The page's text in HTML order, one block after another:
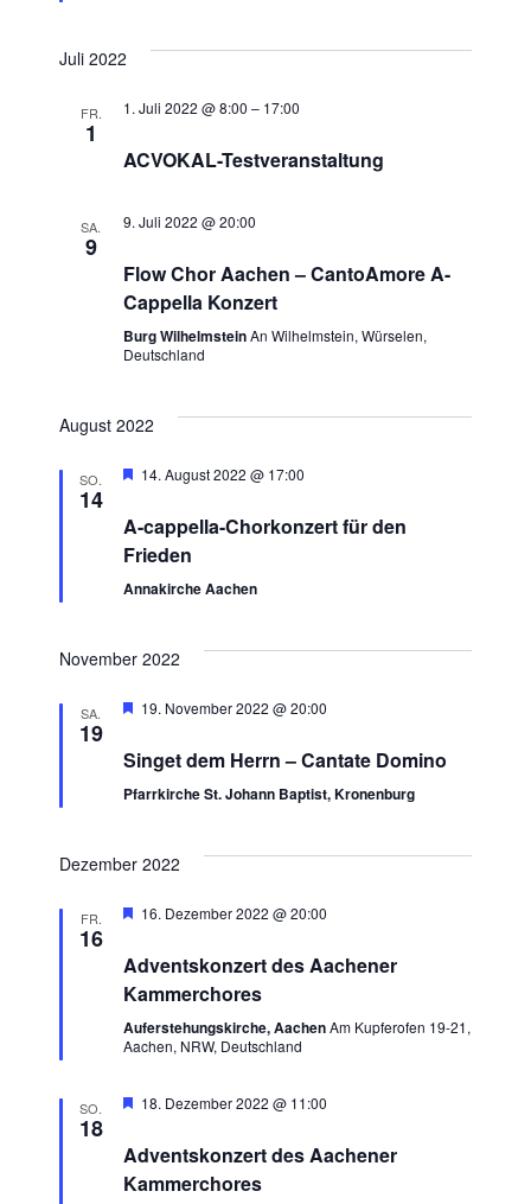
Juli 2022
FR.
1
1. Juli 2022 @ 8:00 – 17:00
ACVOKAL-Testveranstaltung
SA.
9
9. Juli 2022 @ 20:00
Flow Chor Aachen – CantoAmore A-
Cappella Konzert
Burg WilhelmsteinAn Wilhelmstein, Würselen,
Deutschland
August 2022
SO.
14
Hervorgehoben
14. August 2022 @ 17:00
A-cappella-Chorkonzert für den
Frieden
Annakirche Aachen
November 2022
SA.
19
Hervorgehoben
19. November 2022 @ 20:00
Singet dem Herrn – Cantate Domino
Pfarrkirche St. Johann Baptist, Kronenburg
Dezember 2022
FR.
16
Hervorgehoben
16. Dezember 2022 @ 20:00
Adventskonzert des Aachener
Kammerchores
Auferstehungskirche, AachenAm Kupferofen 19-21,
Aachen, NRW, Deutschland
SO.
18
Hervorgehoben
18. Dezember 2022 @ 11:00
Adventskonzert des Aachener
Kammerchores